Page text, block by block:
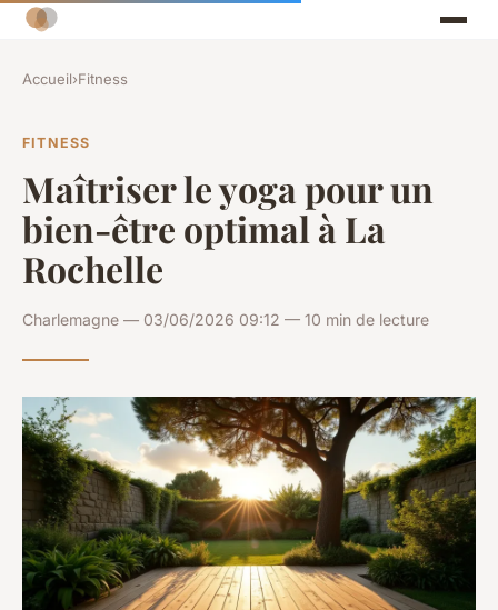
Accueil›Fitness
FITNESS
Maîtriser le yoga pour un
bien-être optimal à La
Rochelle
Charlemagne — 03/06/2026 09:12 — 10 min de lecture